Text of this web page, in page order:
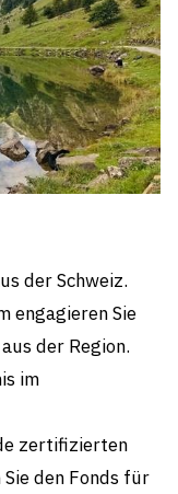
der Schweiz.
engagieren Sie
der Region.
im
zertifizierten
den Fonds für